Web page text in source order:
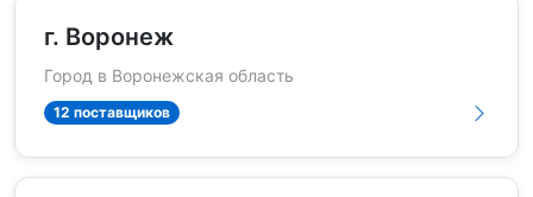
г. Воронеж
Город в Воронежская область
12 поставщиков